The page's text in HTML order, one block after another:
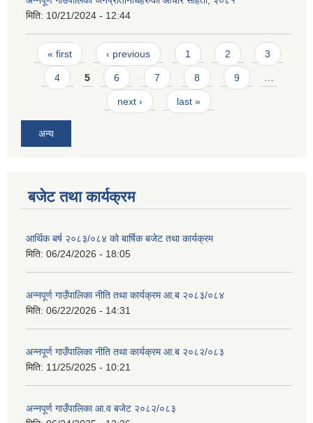
मिति: 10/21/2024 - 12:44
Pages
« first ‹ previous 1 2 3
4 5 6 7 8 9
next › last »
अन्य
बजेट तथा कार्यक्रम
आर्थिक बर्ष २०८३/०८४ को बार्षिक बजेट तथा कार्यक्रम
मिति: 06/24/2026 - 18:05
अन्नपूर्ण गाउँपालिका नीति तथा कार्यक्रम आ.ब २०८३/०८४
मिति: 06/22/2026 - 14:31
अन्नपूर्ण गाउँपालिका नीति तथा कार्यक्रम आ.ब २०८२/०८३
मिति: 11/25/2025 - 10:21
अन्नपूर्ण गाउँपालिका आ.व बजेट २०८२/०८३